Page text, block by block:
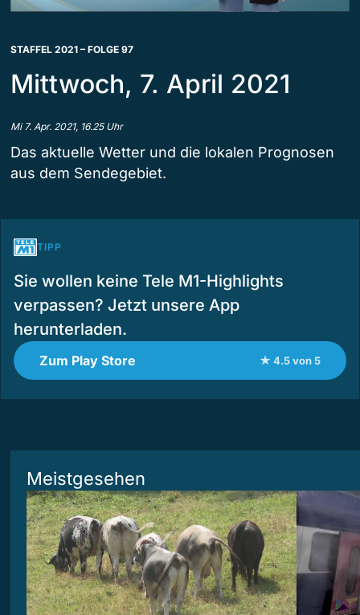
STAFFEL 2021 – FOLGE 97
Mittwoch, 7. April 2021
Mi 7. Apr. 2021, 16.25 Uhr
Das aktuelle Wetter und die lokalen Prognosen
aus dem Sendegebiet.
TIPP
Sie wollen keine Tele M1-Highlights
verpassen? Jetzt unsere App
herunterladen.
Zum Play Store ★ 4.5 von 5
Meistgesehen